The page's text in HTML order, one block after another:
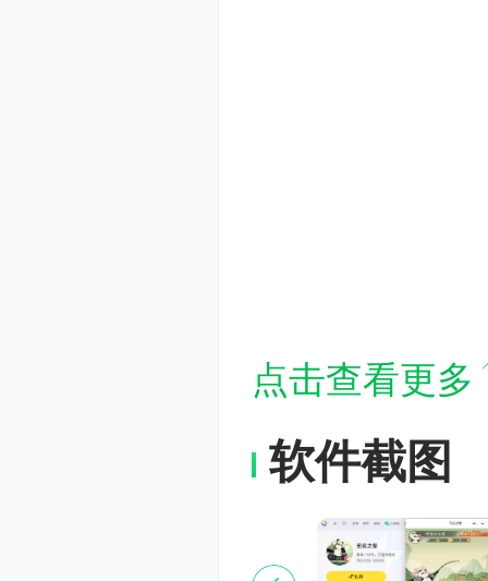
点击查看更多
软件截图